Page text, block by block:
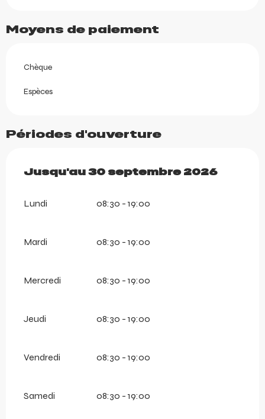
Moyens de paiement
Chèque
Espèces
Périodes d'ouverture
Du27 mai 2026au30 septembre
Jusqu'au 30 septembre 2026
Lundi 08:30 - 19:00
Mardi 08:30 - 19:00
Mercredi 08:30 - 19:00
Jeudi 08:30 - 19:00
Vendredi 08:30 - 19:00
Samedi 08:30 - 19:00